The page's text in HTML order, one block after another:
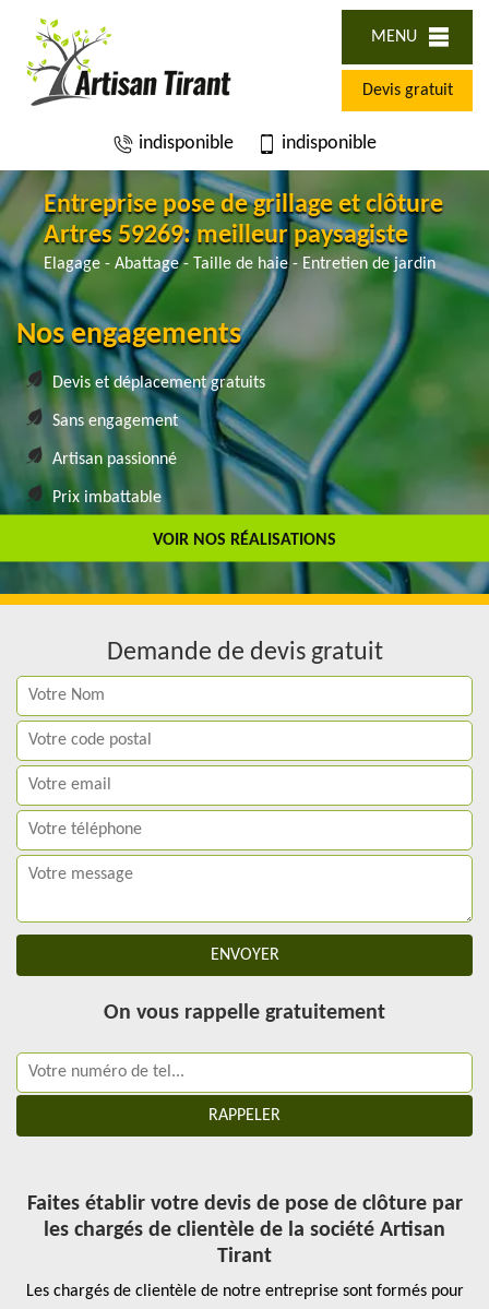
MENU
Devis gratuit
indisponible indisponible
Entreprise pose de grillage et clôture
Artres 59269: meilleur paysagiste
Elagage - Abattage - Taille de haie - Entretien de jardin
VOIR NOS RÉALISATIONS
Nos engagements
Devis et déplacement gratuits
Sans engagement
Artisan passionné
Prix imbattable
Travail de qualité
Demande de devis gratuit
On vous rappelle gratuitement
Faites établir votre devis de pose de clôture par
les chargés de clientèle de la société Artisan
Tirant
Les chargés de clientèle de notre entreprise sont formés pour